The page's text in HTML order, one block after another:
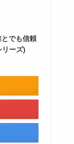
でも信頼
リーズ)